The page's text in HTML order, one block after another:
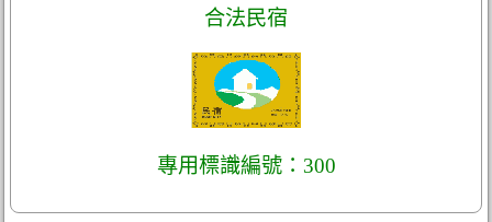
合法民宿
專用標識編號：300